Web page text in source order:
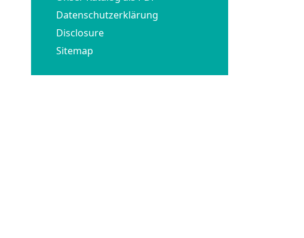
Datenschutzerklärung
Disclosure
Sitemap